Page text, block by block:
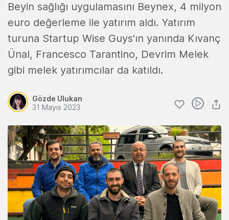
Beyin sağlığı uygulamasını Beynex, 4 milyon
euro değerleme ile yatırım aldı. Yatırım
turuna Startup Wise Guys'ın yanında Kıvanç
Ünal, Francesco Tarantino, Devrim Melek
gibi melek yatırımcılar da katıldı.
Gözde Ulukan
31 Mayıs 2023